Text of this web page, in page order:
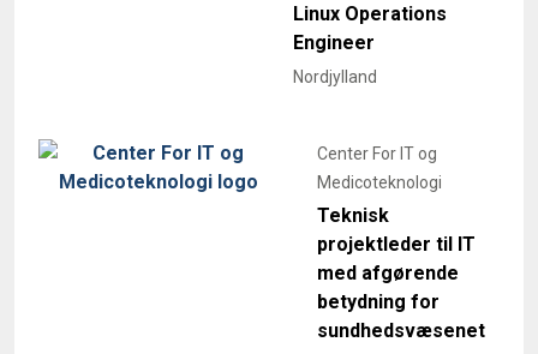
Linux Operations
Engineer
Nordjylland
Center For IT og
Medicoteknologi
Teknisk
projektleder til IT
med afgørende
betydning for
sundhedsvæsenet